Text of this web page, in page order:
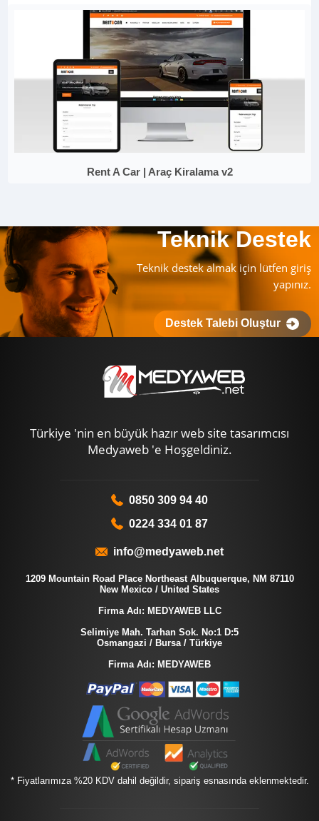
Rent A Car | Araç Kiralama v2
Teknik Destek
Teknik destek almak için lütfen giriş
yapınız.
Destek Talebi Oluştur
Türkiye 'nin en büyük hazır web site tasarımcısı
Medyaweb 'e Hoşgeldiniz.
0850 309 94 40
0224 334 01 87
info@medyaweb.net
1209 Mountain Road Place Northeast Albuquerque, NM 87110
New Mexico / United States
Firma Adı: MEDYAWEB LLC
Selimiye Mah. Tarhan Sok. No:1 D:5
Osmangazi / Bursa / Türkiye
Firma Adı: MEDYAWEB
* Fiyatlarımıza %20 KDV dahil değildir, sipariş esnasında eklenmektedir.